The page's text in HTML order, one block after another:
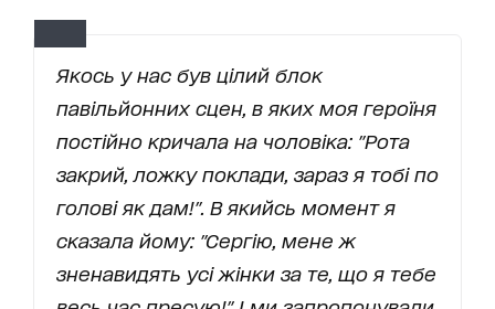
Якось у нас був цілий блок
павільйонних сцен, в яких моя героїня
постійно кричала на чоловіка: "Рота
закрий, ложку поклади, зараз я тобі по
голові як дам!". В якийсь момент я
сказала йому: "Сергію, мене ж
зненавидять усі жінки за те, що я тебе